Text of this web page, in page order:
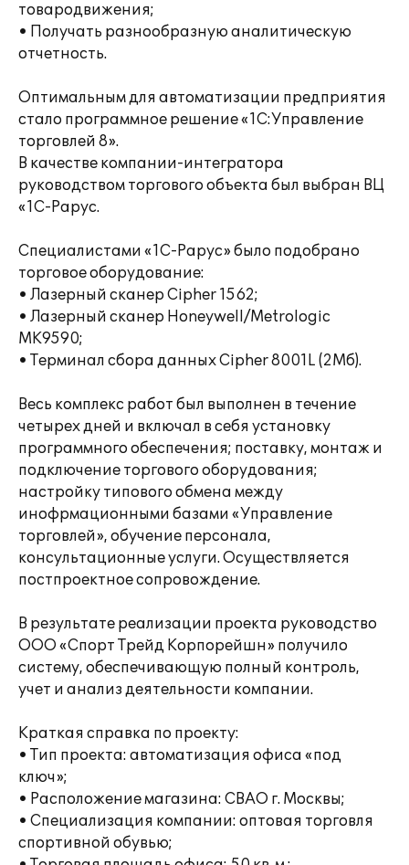
товародвижения;
• Получать разнообразную аналитическую
отчетность.
Оптимальным для автоматизации предприятия
стало программное решение «1С:Управление
торговлей 8».
В качестве компании-интегратора
руководством торгового объекта был выбран ВЦ
«1С-Рарус.
Специалистами «1С-Рарус» было подобрано
торговое оборудование:
• Лазерный сканер Cipher 1562;
• Лазерный сканер Honeywell/Metrologic
MK9590;
• Терминал сбора данных Cipher 8001L (2Мб).
Весь комплекс работ был выполнен в течение
четырех дней и включал в себя установку
программного обеспечения; поставку, монтаж и
подключение торгового оборудования;
настройку типового обмена между
инофрмационными базами «Управление
торговлей», обучение персонала,
консультационные услуги. Осуществляется
постпроектное сопровождение.
В результате реализации проекта руководство
ООО «Спорт Трейд Корпорейшн» получило
систему, обеспечивающую полный контроль,
учет и анализ деятельности компании.
Краткая справка по проекту:
• Тип проекта: автоматизация офиса «под
ключ»;
• Расположение магазина: СВАО г. Москвы;
• Специализация компании: оптовая торговля
спортивной обувью;